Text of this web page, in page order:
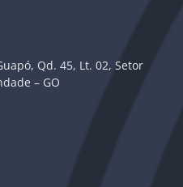
Qd. 45, Lt. 02, Setor
– GO